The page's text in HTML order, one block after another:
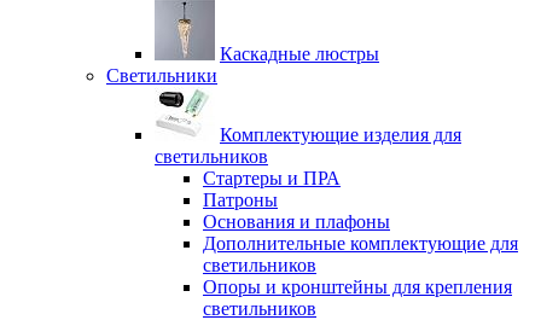
Каскадные люстры
Светильники
Комплектующие изделия для
светильников
Стартеры и ПРА
Патроны
Основания и плафоны
Дополнительные комплектующие для
светильников
Опоры и кронштейны для крепления
светильников